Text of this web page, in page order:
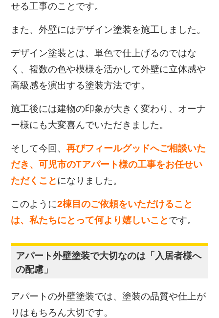
せる工事のことです。
また、外壁にはデザイン塗装を施工しました。
デザイン塗装とは、単色で仕上げるのではな
く、複数の色や模様を活かして外壁に立体感や
高級感を演出する塗装方法です。
施工後には建物の印象が大きく変わり、オーナ
ー様にも大変喜んでいただきました。
そして今回、再びフィールグッドへご相談いた
だき、可児市のTアパート様の工事をお任せい
ただくことになりました。
このように2棟目のご依頼をいただけること
は、私たちにとって何より嬉しいことです。
アパート外壁塗装で大切なのは「入居者様へ
の配慮」
アパートの外壁塗装では、塗装の品質や仕上が
りはもちろん大切です。